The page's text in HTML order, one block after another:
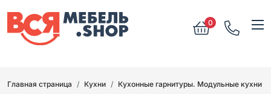
0
Главная страница Кухни
Кухонные гарнитуры. Модульные кухни